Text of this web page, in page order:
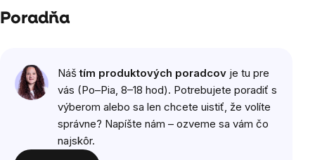
Poradňa
Náštím produktových poradcov je tu pre
vás (Po–Pia, 8–18 hod). Potrebujete poradiť s
výberom alebo sa len chcete uistiť, že volíte
správne? Napíšte nám – ozveme sa vám čo
najskôr.